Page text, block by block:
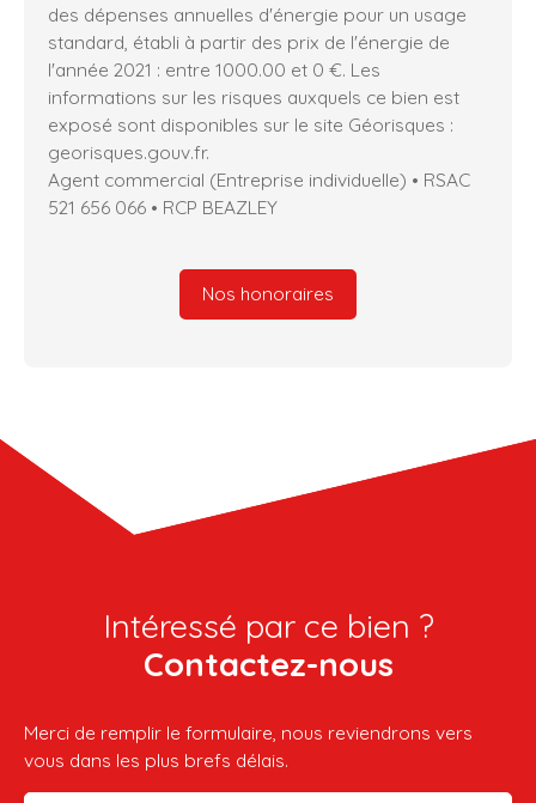
des dépenses annuelles d'énergie pour un usage
standard, établi à partir des prix de l'énergie de
l'année 2021 : entre 1000.00 et 0 €. Les
informations sur les risques auxquels ce bien est
exposé sont disponibles sur le site Géorisques :
georisques.gouv.fr.
Agent commercial (Entreprise individuelle) • RSAC
521 656 066 • RCP BEAZLEY
Nos honoraires
Intéressé par ce bien ?
Contactez-nous
Merci de remplir le formulaire, nous reviendrons vers
vous dans les plus brefs délais.